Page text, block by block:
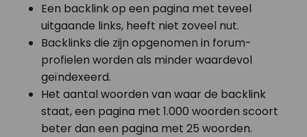
Een backlink op een pagina met teveel
uitgaande links, heeft niet zoveel nut.
Backlinks die zijn opgenomen in forum-
profielen worden als minder waardevol
geïndexeerd.
Het aantal woorden van waar de backlink
staat, een pagina met 1.000 woorden scoort
beter dan een pagina met 25 woorden.